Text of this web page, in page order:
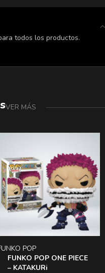
todos los productos.
VER MÁS
FUNKO POP ONE PIECE
– KATAKURi
POP